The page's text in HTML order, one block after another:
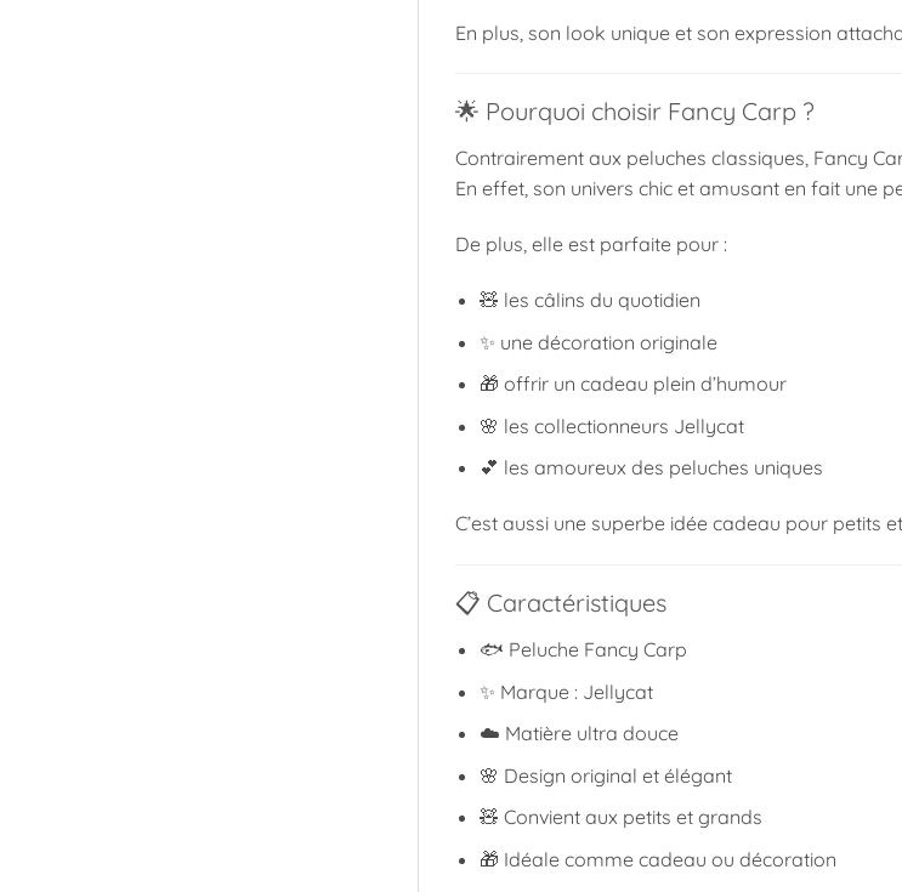
En plus, son look unique et son expression
🌟 Pourquoi choisir Fancy Carp ?
Contrairement aux peluches classiques, Fancy
En effet, son univers chic et amusant en fait une
De plus, elle est parfaite pour :
🧸 les câlins du quotidien
✨ une décoration originale
🎁 offrir un cadeau plein d’humour
🌸 les collectionneurs Jellycat
💕 les amoureux des peluches uniques
C’est aussi une superbe idée cadeau pour petits
📋 Caractéristiques
🐟 Peluche Fancy Carp
✨ Marque : Jellycat
☁️ Matière ultra douce
🌸 Design original et élégant
🧸 Convient aux petits et grands
🎁 Idéale comme cadeau ou décoration